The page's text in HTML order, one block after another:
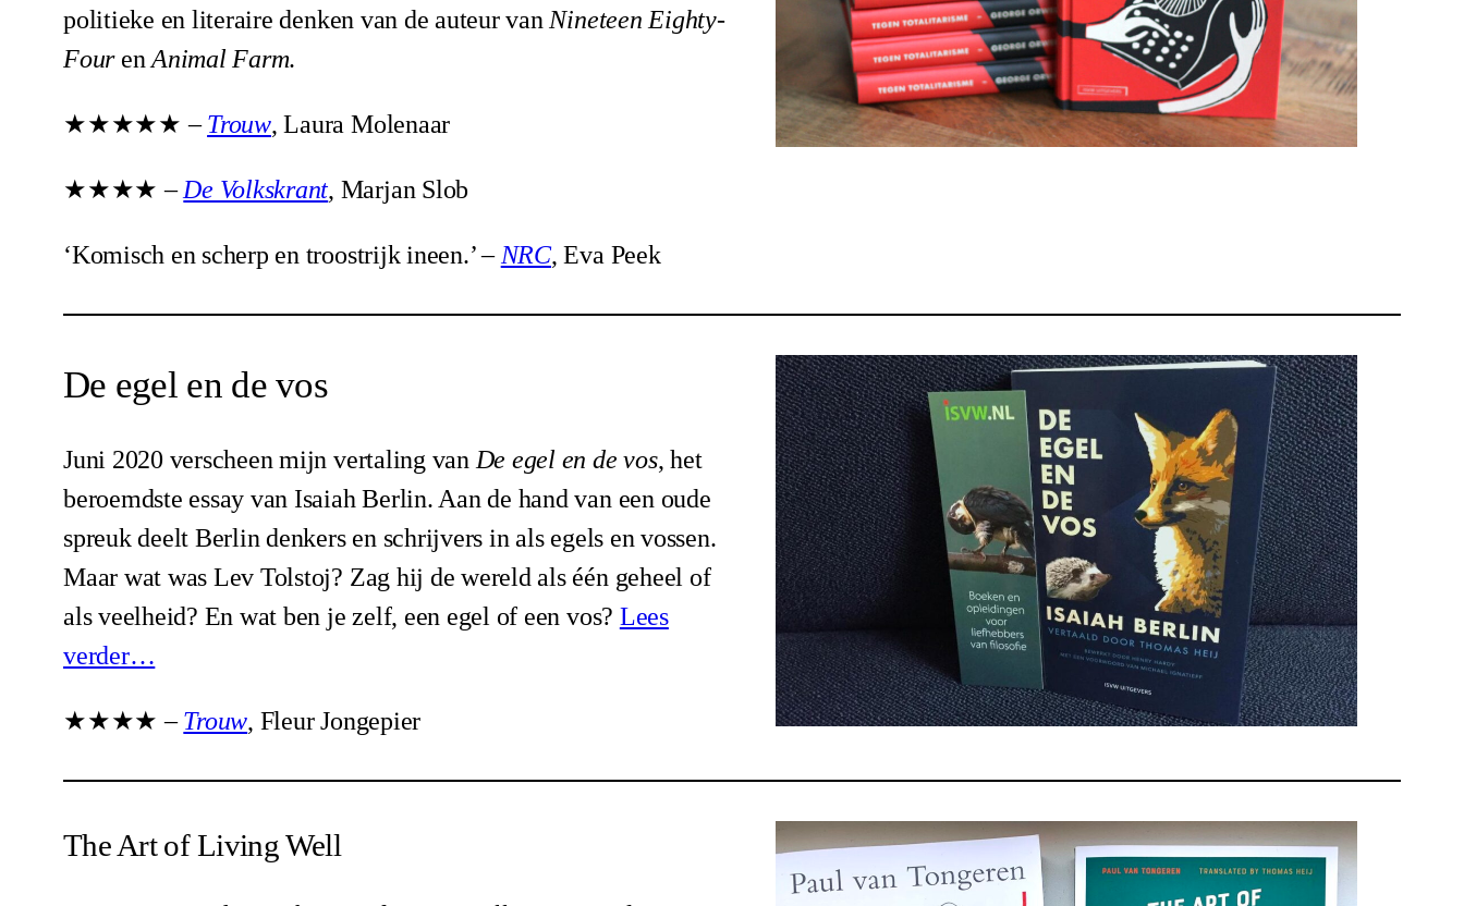
politieke en literaire denken van de auteur vanNineteen Eighty-
Four enAnimal Farm.
★★★★★ –Trouw, Laura Molenaar
★★★★ –De Volkskrant, Marjan Slob
‘Komisch en scherp en troostrijk ineen.’ –NRC, Eva Peek
De egel en de vos
Juni 2020 verscheen mijn vertaling van De egel en de vos, het
beroemdste essay van Isaiah Berlin. Aan de hand van een oude
spreuk deelt Berlin denkers en schrijvers in als egels en vossen.
Maar wat was Lev Tolstoj? Zag hij de wereld als één geheel of
als veelheid? En wat ben je zelf, een egel of een vos? Lees
verder…
★★★★ –Trouw, Fleur Jongepier
The Art of Living Well